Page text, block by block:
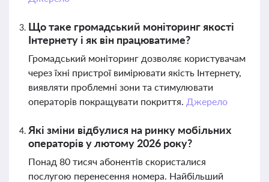
Що таке громадський моніторинг якості
Інтернету і як він працюватиме?
Громадський моніторинг дозволяє користувачам
через їхні пристрої вимірювати якість Інтернету,
виявляти проблемні зони та стимулювати
операторів покращувати покриття. Джерело
Які зміни відбулися на ринку мобільних
операторів у лютому 2026 року?
Понад 80 тисяч абонентів скористалися
послугою перенесення номера. Найбільший